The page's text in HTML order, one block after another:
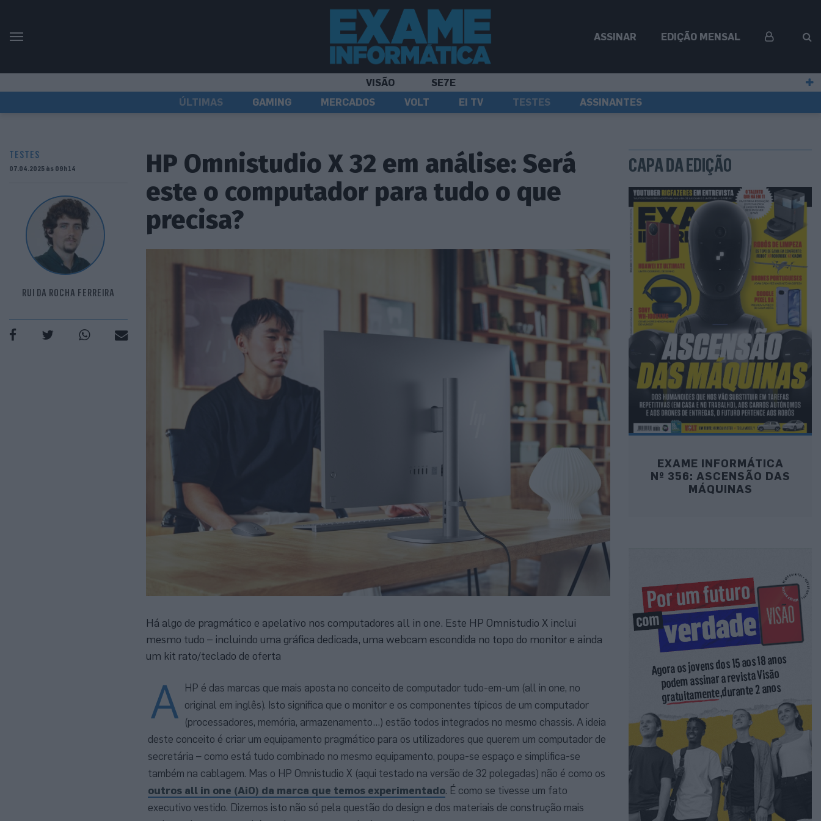
ASSINAR EDIÇÃO MENSAL
VISÃO
SE7E
ÚLTIMAS
GAMING MERCADOS VOLT EI TV TESTES ASSINANTES
TESTES
07.04.2025 às 09h14
RUI DA ROCHA FERREIRA
HP Omnistudio X 32 em análise: Será
este o computador para tudo o que
precisa?
Há algo de pragmático e apelativo nos computadores all in one. Este HP Omnistudio X inclui
mesmo tudo – incluindo uma gráfica dedicada, uma webcam escondida no topo do monitor e ainda
um kit rato/teclado de oferta
A HP é das marcas que mais aposta no conceito de computador tudo-em-um (all in one, no
original em inglês). Isto significa que o monitor e os componentes típicos de um computador
(processadores, memória, armazenamento…) estão todos integrados no mesmo chassis. A ideia
deste conceito é criar um equipamento pragmático para os utilizadores que querem um computador de
secretária – como está tudo combinado no mesmo equipamento, poupa-se espaço e simplifica-se
também na cablagem. Mas o HP Omnistudio X (aqui testado na versão de 32 polegadas) não é como os
outros all in one (AiO) da marca que temos experimentado. É como se tivesse um fato
executivo vestido. Dizemos isto não só pela questão do design e dos materiais de construção mais
CAPA DA EDIÇÃO
EXAME INFORMÁTICA
Nº 356: ASCENSÃO DAS
MÁQUINAS